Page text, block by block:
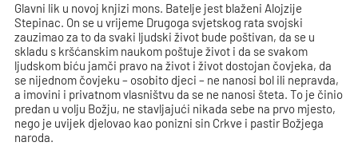
Glavni lik u novoj knjizi mons. Batelje jest blaženi Alojzije
Stepinac. On se u vrijeme Drugoga svjetskog rata svojski
zauzimao za to da svaki ljudski život bude poštivan, da se u
skladu s kršćanskim naukom poštuje život i da se svakom
ljudskom biću jamči pravo na život i život dostojan čovjeka, da
se nijednom čovjeku – osobito djeci – ne nanosi bol ili nepravda,
a imovini i privatnom vlasništvu da se ne nanosi šteta. To je činio
predan u volju Božju, ne stavljajući nikada sebe na prvo mjesto,
nego je uvijek djelovao kao ponizni sin Crkve i pastir Božjega
naroda.